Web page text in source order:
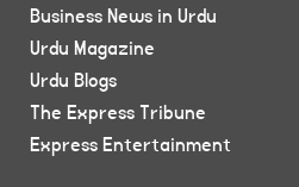
Business News in Urdu
Urdu Magazine
Urdu Blogs
The Express Tribune
Express Entertainment